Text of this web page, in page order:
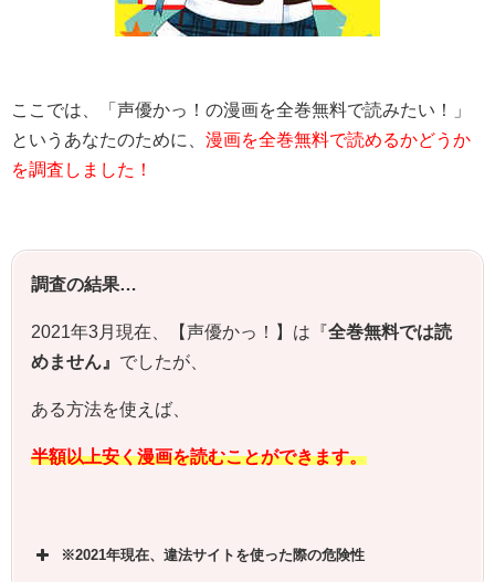
ここでは、「声優かっ！の漫画を全巻無料で読みたい！」
というあなたのために、 漫画を全巻無料で読めるかどうか
を調査しました！
調査の結果…
2021年3月現在、【声優かっ！】は『全巻無料では読
めません』 でしたが、
ある方法を使えば、
半額以上安く漫画を読むことができます。
※2021年現在、違法サイトを使った際の危険性